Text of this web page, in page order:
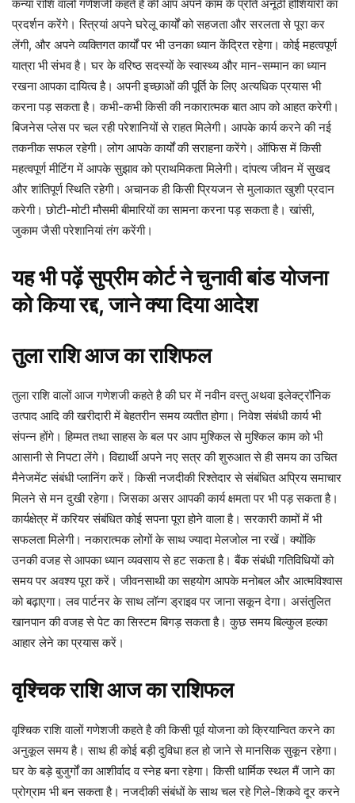
कन्या राशि वालों गणेशजी कहते है की आप अपने काम के प्रति अनूठी होशियारी का
प्रदर्शन करेंगे। स्त्रियां अपने घरेलू कार्यों को सहजता और सरलता से पूरा कर
लेंगी, और अपने व्यक्तिगत कार्यों पर भी उनका ध्यान केंद्रित रहेगा। कोई महत्वपूर्ण
यात्रा भी संभव है। घर के वरिष्ठ सदस्यों के स्वास्थ्य और मान-सम्मान का ध्यान
रखना आपका दायित्व है। अपनी इच्छाओं की पूर्ति के लिए अत्यधिक प्रयास भी
करना पड़ सकता है। कभी-कभी किसी की नकारात्मक बात आप को आहत करेगी।
बिजनेस प्लेस पर चल रही परेशानियों से राहत मिलेगी। आपके कार्य करने की नई
तकनीक सफल रहेगी। लोग आपके कार्यों की सराहना करेंगे। ऑफिस में किसी
महत्वपूर्ण मीटिंग में आपके सुझाव को प्राथमिकता मिलेगी। दांपत्य जीवन में सुखद
और शांतिपूर्ण स्थिति रहेगी। अचानक ही किसी प्रियजन से मुलाकात खुशी प्रदान
करेगी। छोटी-मोटी मौसमी बीमारियों का सामना करना पड़ सकता है। खांसी,
जुकाम जैसी परेशानियां तंग करेंगी।
यह भी पढ़ेंसुप्रीम कोर्ट ने चुनावी बांड योजना
को किया रद्द, जाने क्या दिया आदेश
तुलाराशिआजकाराशिफल
तुला राशि वालों आज गणेशजी कहते है की घर में नवीन वस्तु अथवा इलेक्ट्रॉनिक
उत्पाद आदि की खरीदारी में बेहतरीन समय व्यतीत होगा। निवेश संबंधी कार्य भी
संपन्न होंगे। हिम्मत तथा साहस के बल पर आप मुश्किल से मुश्किल काम को भी
आसानी से निपटा लेंगे। विद्यार्थी अपने नए सत्र की शुरुआत से ही समय का उचित
मैनेजमेंट संबंधी प्लानिंग करें। किसी नजदीकी रिश्तेदार से संबंधित अप्रिय समाचार
मिलने से मन दुखी रहेगा। जिसका असर आपकी कार्य क्षमता पर भी पड़ सकता है।
कार्यक्षेत्र में करियर संबंधित कोई सपना पूरा होने वाला है। सरकारी कामों में भी
सफलता मिलेगी। नकारात्मक लोगों के साथ ज्यादा मेलजोल ना रखें। क्योंकि
उनकी वजह से आपका ध्यान व्यवसाय से हट सकता है। बैंक संबंधी गतिविधियों को
समय पर अवश्य पूरा करें। जीवनसाथी का सहयोग आपके मनोबल और आत्मविश्वास
को बढ़ाएगा। लव पार्टनर के साथ लॉन्ग ड्राइव पर जाना सकून देगा। असंतुलित
खानपान की वजह से पेट का सिस्टम बिगड़ सकता है। कुछ समय बिल्कुल हल्का
आहार लेने का प्रयास करें।
वृश्चिकराशिआजकाराशिफल
वृश्चिक राशि वालों गणेशजी कहते है की किसी पूर्व योजना को क्रियान्वित करने का
अनुकूल समय है। साथ ही कोई बड़ी दुविधा हल हो जाने से मानसिक सुकून रहेगा।
घर के बड़े बुजुर्गों का आशीर्वाद व स्नेह बना रहेगा। किसी धार्मिक स्थल मैं जाने का
प्रोग्राम भी बन सकता है। नजदीकी संबंधों के साथ चल रहे गिले-शिकवे दूर करने